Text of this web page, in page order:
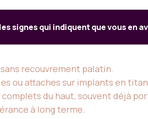
signes qui indiquent que vous en
recouvrement palatin.
ou attaches sur implants en
du haut, souvent déjà
à long terme.